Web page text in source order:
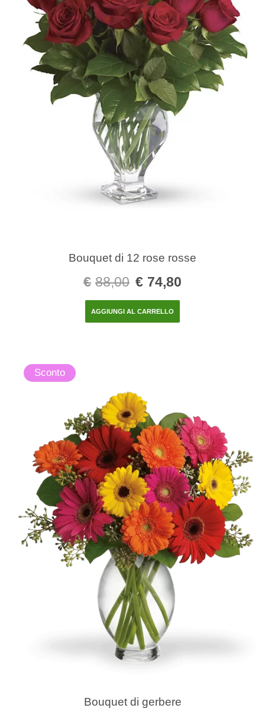
Bouquet di 12 rose rosse
€ 88,00 € 74,80
AGGIUNGI AL CARRELLO
Sconto
Bouquet di gerbere